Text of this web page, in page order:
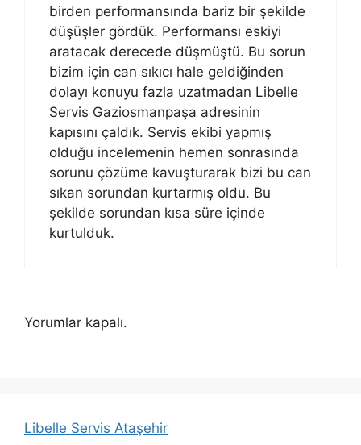
birden performansında bariz bir şekilde
düşüşler gördük. Performansı eskiyi
aratacak derecede düşmüştü. Bu sorun
bizim için can sıkıcı hale geldiğinden
dolayı konuyu fazla uzatmadan Libelle
Servis Gaziosmanpaşa adresinin
kapısını çaldık. Servis ekibi yapmış
olduğu incelemenin hemen sonrasında
sorunu çözüme kavuşturarak bizi bu can
sıkan sorundan kurtarmış oldu. Bu
şekilde sorundan kısa süre içinde
kurtulduk.
Yorumlar kapalı.
Libelle Servis Ataşehir